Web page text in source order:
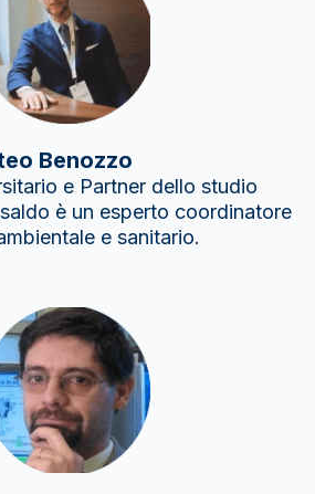
Benozzo
e Partner dello studio
è un esperto coordinatore
e sanitario.